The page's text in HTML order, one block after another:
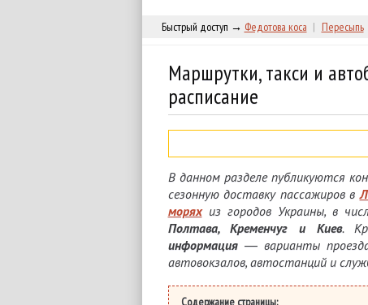
Быстрый доступ → Федотова коса | Пересыпь
Маршрутки, такси и
расписание
В данном разделе публикуются
сезонную доставку пассажиров в
моряхиз городов Украины, в
Полтава, Кременчуг и Киев.
информация― варианты
автовокзалов, автостанций и
Содержание страницы: